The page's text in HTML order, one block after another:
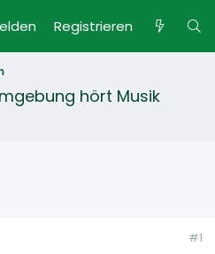
Registrieren
hört Musik
#1